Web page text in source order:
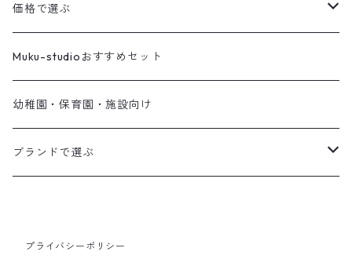
積み木
音が鳴るおもちゃ
指先を使うおもちゃ
ころがして遊ぶおもちゃ
からだを使うおもちゃ
価格で選ぶ
１〜１,０００円
１,００１〜２,０００円
２,００１〜３,０００円
４,００１〜５,０００円
Muku-studioおすすめセット
幼稚園・保育園・施設向け
ブランドで選ぶ
IKONIH TOKYO
プライバシーポリシー